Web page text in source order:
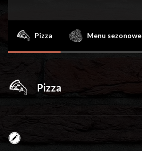
Oferta
Pizza Menu sezonowe
Pizza